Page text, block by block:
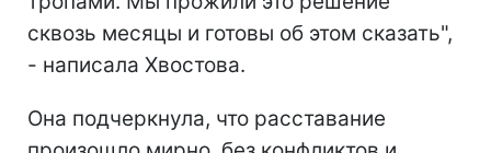
сквозь месяцы и готовы об этом сказать",
- написала Хвостова.
Она подчеркнула, что расставание